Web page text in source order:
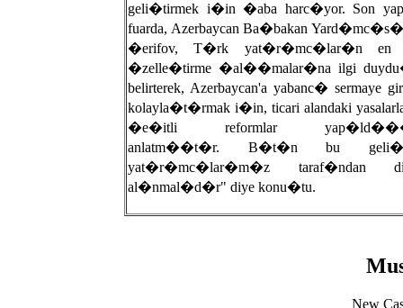
geli�tirmek i�in �aba harc�yor. Son
fuarda, Azerbaycan Ba�bakan
�erifov, T�rk yat�r�mc�lar�n en
�zelle�tirme �al��malar�na ilgi
belirterek, Azerbaycan'a yabanc� sermaye
kolayla�t�rmak i�in, ticari alandaki
�e�itli reformlar
anlatm��t�r. B�t�n bu
yat�r�mc�lar�m�z taraf�ndan
al�nmal�d�r" diye konu�tu.
New